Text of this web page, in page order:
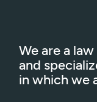
We are a
and
in which we